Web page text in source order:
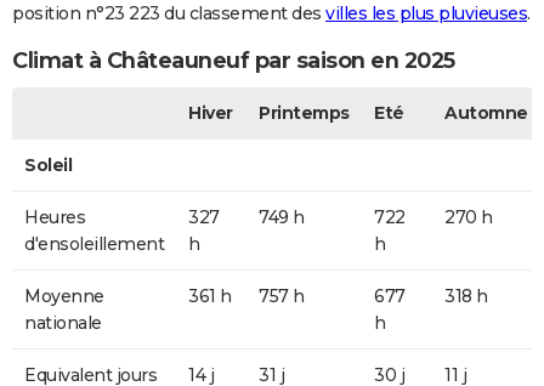
position n°23 223 du classement des villes les plus pluvieuses.
Climat à Châteauneuf par saison en 2025
Hiver Printemps Eté Automne
Soleil
Heures
d'ensoleillement
327
h
749 h
722
h
270 h
Moyenne
nationale
361 h 757 h
677
h
318 h
Equivalent jours
14 j 31 j 30 j 11 j